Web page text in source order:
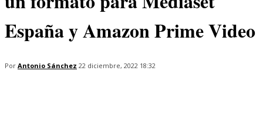
España y Amazon Prime Video
Por Antonio Sánchez 22 diciembre, 2022 18:32